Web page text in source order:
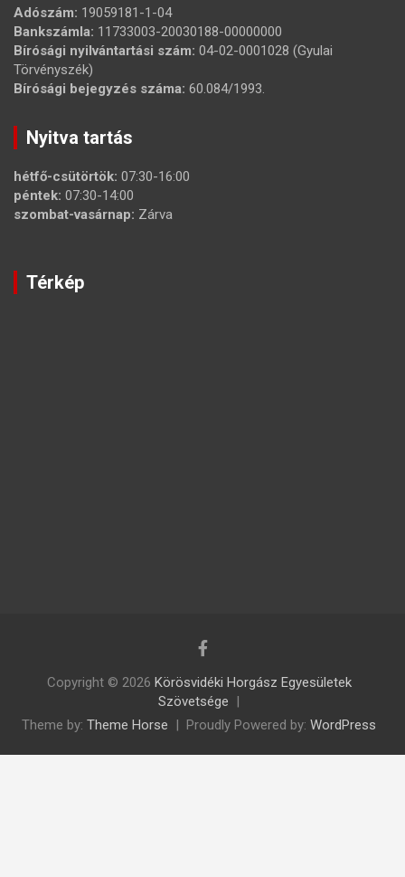
Adószám: 19059181-1-04
Bankszámla: 11733003-20030188-00000000
Bírósági nyilvántartási szám: 04-02-0001028 (Gyulai
Törvényszék)
Bírósági bejegyzés száma: 60.084/1993.
Nyitva tartás
hétfő-csütörtök: 07:30-16:00
péntek: 07:30-14:00
szombat-vasárnap: Zárva
Térkép
Copyright © 2026 Körösvidéki Horgász Egyesületek
Szövetsége
Theme by: Theme Horse Proudly Powered by: WordPress